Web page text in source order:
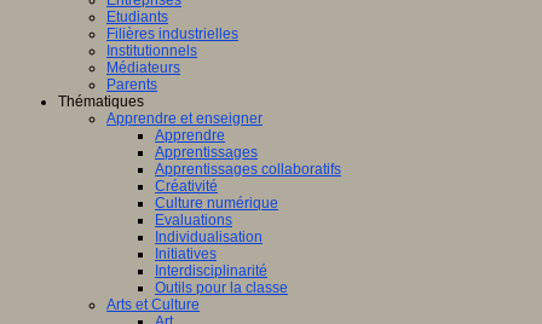
Etudiants
Filières industrielles
Institutionnels
Médiateurs
Parents
Thématiques
Apprendre et enseigner
Apprendre
Apprentissages
Apprentissages collaboratifs
Créativité
Culture numérique
Evaluations
Individualisation
Initiatives
Interdisciplinarité
Outils pour la classe
Arts et Culture